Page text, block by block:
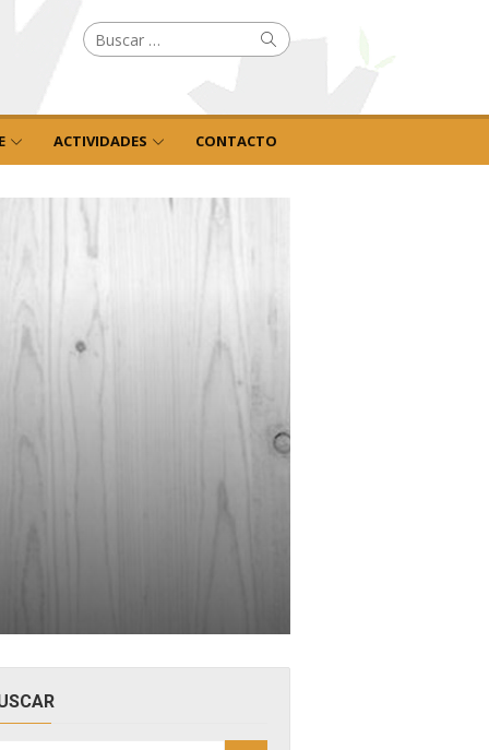
Buscar
por: Buscar
ACTIVIDADES CONTACTO